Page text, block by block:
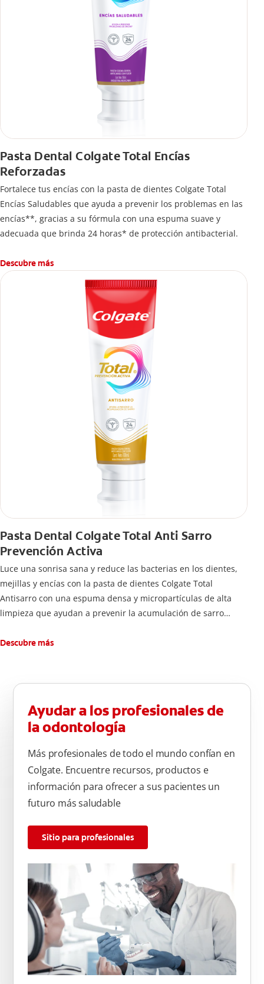
Pasta Dental Colgate Total Encías
Reforzadas
Fortalece tus encías con la pasta de dientes Colgate Total
Encías Saludables que ayuda a prevenir los problemas en las
encías**, gracias a su fórmula con una espuma suave y
adecuada que brinda 24 horas* de protección antibacterial.
Descubre más
Pasta Dental Colgate Total Anti Sarro
Prevención Activa
Luce una sonrisa sana y reduce las bacterias en los dientes,
mejillas y encías con la pasta de dientes Colgate Total
Antisarro con una espuma densa y micropartículas de alta
limpieza que ayudan a prevenir la acumulación de sarro
Descubre más
Ayudar a los profesionales de
la odontología
Más profesionales de todo el mundo confían en
Colgate. Encuentre recursos, productos e
información para ofrecer a sus pacientes un
futuro más saludable
Sitio para profesionales